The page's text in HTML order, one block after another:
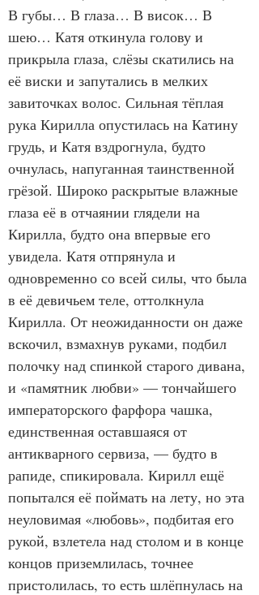
В губы… В глаза… В висок… В
шею… Катя откинула голову и
прикрыла глаза, слёзы скатились на
её виски и запутались в мелких
завиточках волос. Сильная тёплая
рука Кирилла опустилась на Катину
грудь, и Катя вздрогнула, будто
очнулась, напуганная таинственной
грёзой. Широко раскрытые влажные
глаза её в отчаянии глядели на
Кирилла, будто она впервые его
увидела. Катя отпрянула и
одновременно со всей силы, что была
в её девичьем теле, оттолкнула
Кирилла. От неожиданности он даже
вскочил, взмахнув руками, подбил
полочку над спинкой старого дивана,
и «памятник любви» — тончайшего
императорского фарфора чашка,
единственная оставшаяся от
антикварного сервиза, — будто в
рапиде, спикировала. Кирилл ещё
попытался её поймать на лету, но эта
неуловимая «любовь», подбитая его
рукой, взлетела над столом и в конце
концов приземлилась, точнее
пристолилась, то есть шлёпнулась на